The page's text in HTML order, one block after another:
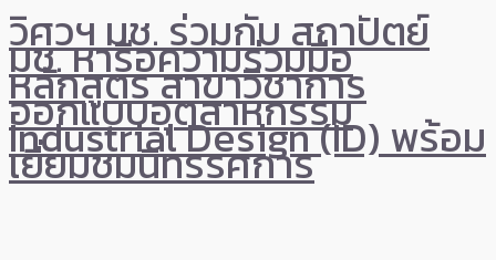
วิศวฯ มช. ร่วมกับ สถาปัตย์
มช. หารือความร่วมมือ
หลักสูตร สาขาวิชาการ
ออกแบบอุตสาหกรรม
Industrial Design (ID) พร้อม
เยี่ยมชมนิทรรศการ